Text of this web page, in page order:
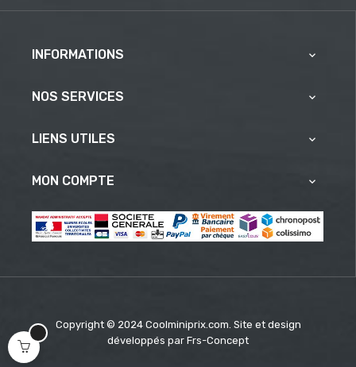
INFORMATIONS 
NOS SERVICES 
LIENS UTILES 
MON COMPTE 
Copyright © 2024 Coolminiprix.com. Site et design
développés par Frs-Concept